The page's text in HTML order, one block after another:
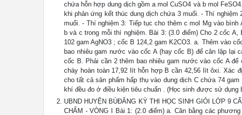
chứa hỗn hợp dung dịch gồm a mol CuSO4 và b mol
khi phản ứng kết thúc dung dịch chứa 3 muối. - Thí
muối. - Thí nghiệm 3: Tiếp tục cho thêm c mol Mg vào
b và c trong mỗi thí nghiệm. Bài 3: (3.0 điểm) Cho 2 cốc
102 gam AgNO3 ; cốc B 124,2 gam K2CO3. a. Thêm vào
bao nhiêu gam nước vào cốc A (hay cốc B) để cân lập lại
cốc B. Phải cần 2 thêm bao nhiêu gam nước vào cốc A
cháy hoàn toàn 17,92 lít hỗn hợp B cần 42,56 lít ôxi. Xác
cho tất cả sản phẩm hấp thụ vào dung dịch C chứa 74
khí đều đo ở điều kiện tiêu chuẩn . (Học sinh được sử dụng
UBND HUYỆN BÙĐĂNG KỲ THI HỌC SINH GIỎI LỚP 9
CHẤM - VÒNG I Bài 1: (2.0 điểm) a. Cân bằng các